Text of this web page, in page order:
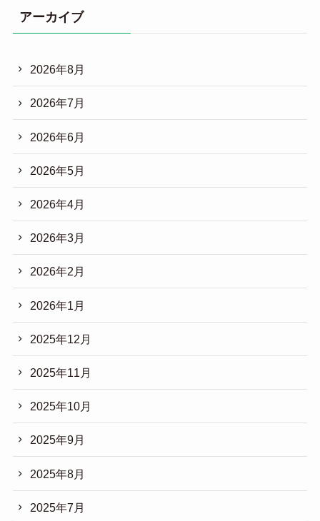
アーカイブ
2026年8月
2026年7月
2026年6月
2026年5月
2026年4月
2026年3月
2026年2月
2026年1月
2025年12月
2025年11月
2025年10月
2025年9月
2025年8月
2025年7月